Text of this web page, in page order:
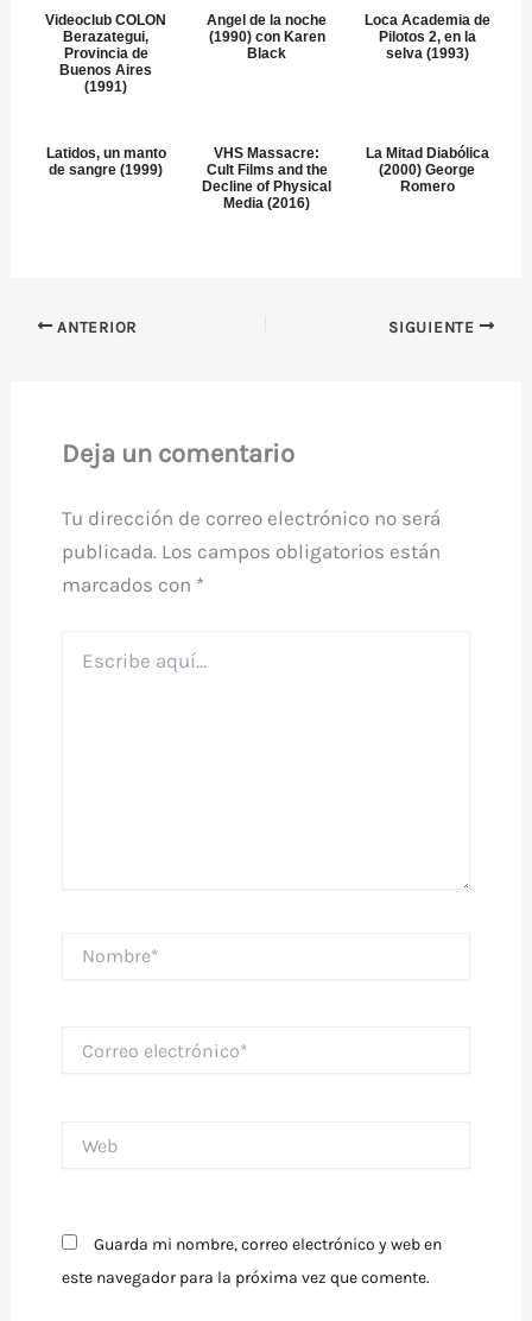
Videoclub COLON
Berazategui,
Provincia de
Buenos Aires
(1991)
Angel de la noche
(1990) con Karen
Black
Loca Academia de
Pilotos 2, en la
selva (1993)
Latidos, un manto
de sangre (1999)
VHS Massacre:
Cult Films and the
Decline of Physical
Media (2016)
La Mitad Diabólica
(2000) George
Romero
ANTERIOR SIGUIENTE
Deja un comentario
Tu dirección de correo electrónico no será
publicada. Los campos obligatorios están
marcados con *
aquí...
electrónico*
Guarda mi nombre, correo electrónico y web en
este navegador para la próxima vez que comente.